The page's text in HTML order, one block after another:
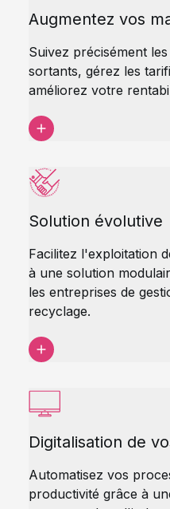
Augmentez vos
Suivez précisément
sortants, gérez les
améliorez votre
Solution évolutive
Facilitez l'exploitation
à une solution
les entreprises de
recyclage.
Digitalisation de
Automatisez vos
productivité grâce à